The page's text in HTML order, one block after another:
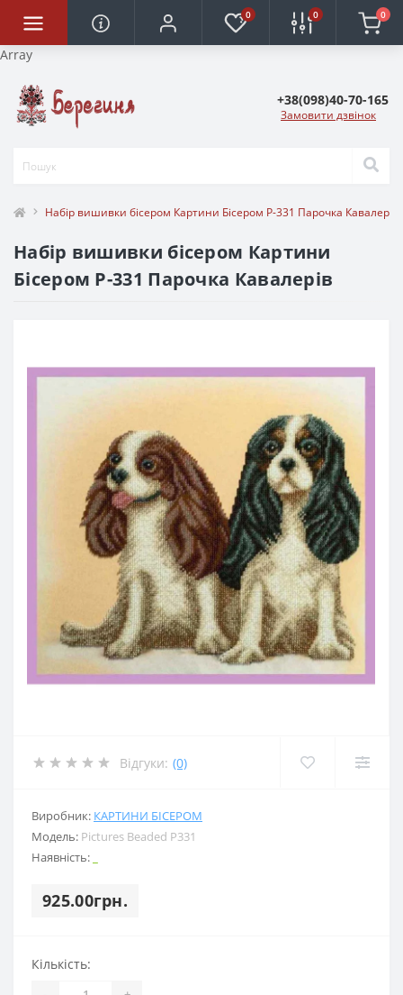
Array
0 0 0
+38(098)40-70-165
Замовити дзвінок
Набір вишивки бісером Картини Бісером Р-331 Парочка Кавалерів
Набір вишивки бісером Картини
Бісером Р-331 Парочка Кавалерів
Відгуки: (0)
Виробник: КАРТИНИ БІСЕРОМ
Модель: Pictures Beaded Р331
Наявність:
925.00грн.
Кількість: